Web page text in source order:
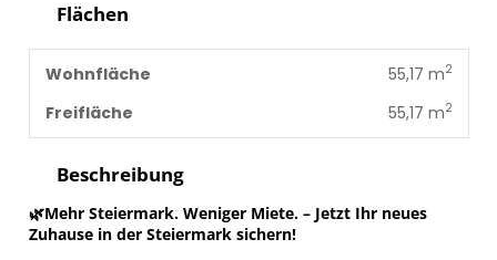
Beschreibung
🌿Mehr Steiermark. Weniger Miete. – Jetzt Ihr neues
Zuhause in der Steiermark sichern!
Flächen
Wohnfläche 55,17 m2
Freifläche 55,17 m2